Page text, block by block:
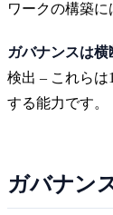
ワークの構築に
ガバナンスは横
検出 – これら
する能力です。
ガバナン